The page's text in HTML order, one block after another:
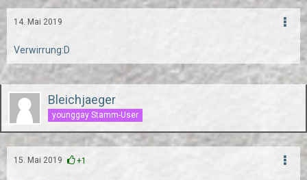
14. Mai 2019
Verwirrung:D
Bleichjaeger
younggay Stamm-User
15. Mai 2019 +1